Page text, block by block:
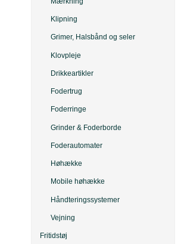
Klipning
Grimer, Halsbånd og seler
Klovpleje
Drikkeartikler
Fodertrug
Foderringe
Grinder & Foderborde
Foderautomater
Høhække
Mobile høhække
Håndteringssystemer
Vejning
Fritidstøj